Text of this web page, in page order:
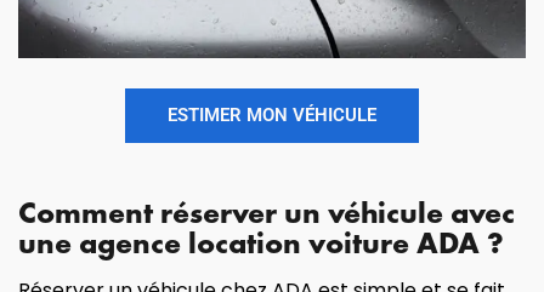
ESTIMER MON VÉHICULE
Comment réserver un véhicule avec
une agence location voiture ADA ?